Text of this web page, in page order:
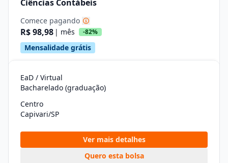
Ciências Contábeis
Comece pagando
R$ 98,98 | mês -82%
Mensalidade grátis
EaD / Virtual
Bacharelado (graduação)
Centro
Capivari/SP
Ver mais detalhes
Quero esta bolsa